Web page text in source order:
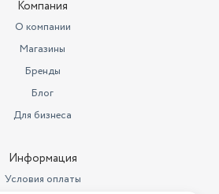
Компания
О компании
Магазины
Бренды
Блог
Для бизнеса
Информация
Условия оплаты